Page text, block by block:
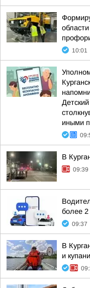
10:01
иными
В
09:39
более
09:37
В
и